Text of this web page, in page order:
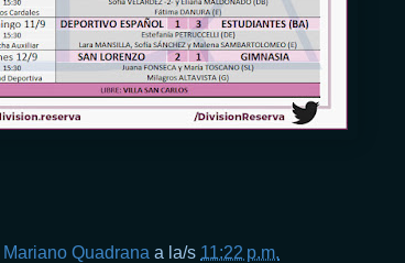
Mariano Quadrana a la/s 11:22 p.m.